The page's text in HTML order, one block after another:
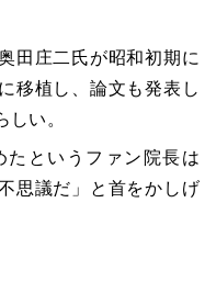
田庄二氏が昭和初期に
移植し、論文も発表し
い。
たというファン院長は
思議だ」と首をかしげ